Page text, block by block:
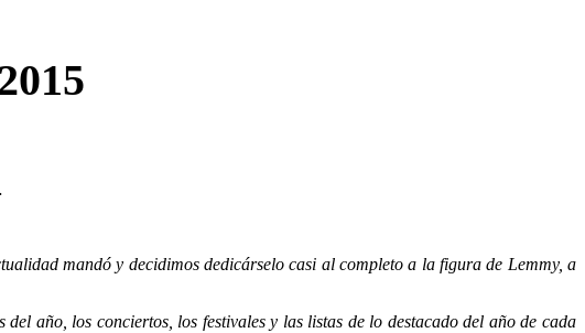
mandó y decidimos dedicárselo casi al completo a la figura de Lemmy, a
año, los conciertos, los festivales y las listas de lo destacado del año de cada